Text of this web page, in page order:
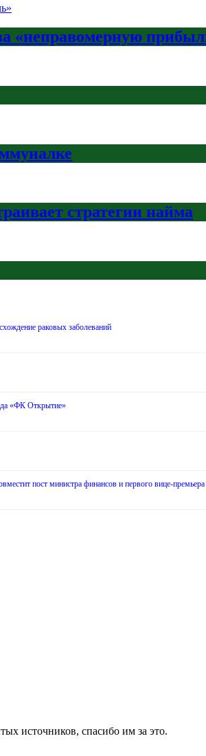
«неправомерную
стратегии найма
раковых заболеваний
«ФК Открытие»
пост министра финансов и первого вице-премьера
источников, спасибо им за это.